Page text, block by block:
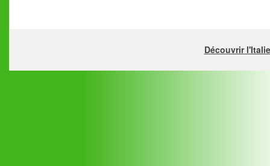
Découvrir